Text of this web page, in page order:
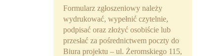
Formularz zgłoszeniowy należy
wydrukować, wypełnić czytelnie,
podpisać oraz złożyć osobiście lub
przesłać za pośrednictwem poczty do
Biura projektu – ul. Żeromskiego 115,